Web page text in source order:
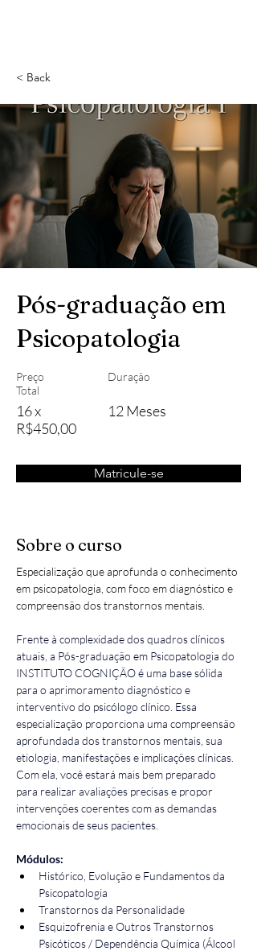
< Back
Pós-graduação em
Psicopatologia
Preço
Total
16 x
R$450,00
Duração
12 Meses
Matricule-se
Sobre o curso
Especialização que aprofunda o conhecimento
em psicopatologia, com foco em diagnóstico e
compreensão dos transtornos mentais.
Frente à complexidade dos quadros clínicos
atuais, a Pós-graduação em Psicopatologia do
INSTITUTO COGNIÇÃO é uma base sólida
para o aprimoramento diagnóstico e
interventivo do psicólogo clínico. Essa
especialização proporciona uma compreensão
aprofundada dos transtornos mentais, sua
etiologia, manifestações e implicações clínicas.
Com ela, você estará mais bem preparado
para realizar avaliações precisas e propor
intervenções coerentes com as demandas
emocionais de seus pacientes.
Módulos:
Histórico, Evolução e Fundamentos da
Psicopatologia
Transtornos da Personalidade
Esquizofrenia e Outros Transtornos
Psicóticos / Dependência Química (Álcool